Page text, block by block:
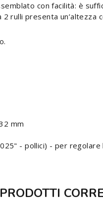
con facilità: è
2 rulli presenta
mm
- pollici) - per
PRODOTTI